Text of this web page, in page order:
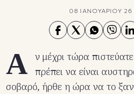
08 ΙΑΝΟΥΑΡΙΟΥ 26
Α ν μέχρι τώρα
πρέπει να είναι
σοβαρό, ήρθε η ώρα να το